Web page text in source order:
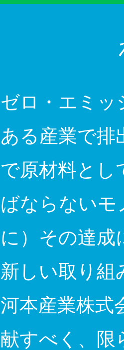
ゼロ・エミ
ある産業で排
で原材料とし
ばならないモ
に）その達成
新しい取り組
河本産業株式
献すべく、限